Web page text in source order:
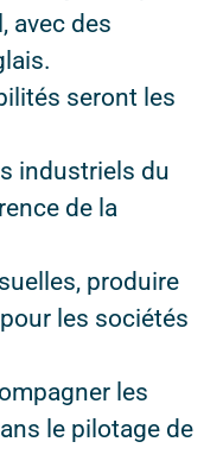
avec des
seront les
industriels du
de la
produire
les sociétés
les
le pilotage de